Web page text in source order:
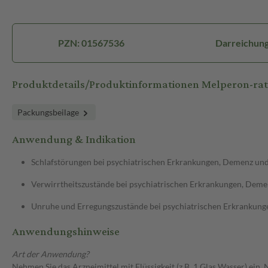
PZN: 01567536
Produktdetails/Produktinformationen Melperon-
Packungsbeilage
Anwendung & Indikation
Schlafstörungen bei psychiatrischen Erkrankungen, Demenz
Verwirrtheitszustände bei psychiatrischen Erkrankungen,
Unruhe und Erregungszustände bei psychiatrischen
Anwendungshinweise
Art der Anwendung?